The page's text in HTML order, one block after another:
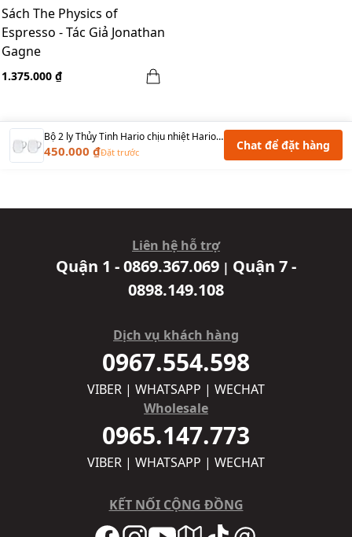
Sách The Physics of
Espresso - Tác Giả Jonathan
Gagne
1.375.000 ₫
Bộ 2 ly Thủy Tinh Hario chịu nhiệt Hario RDM-1824 - 360ml
450.000 ₫Đặt trước Chat để đặt hàng
Liên hệ hỗ trợ
Quận 1 - 0869.367.069 | Quận 7 -
0898.149.108
Dịch vụ khách hàng
0967.554.598
VIBER | WHATSAPP | WECHAT
Wholesale
0965.147.773
VIBER | WHATSAPP | WECHAT
KẾT NỐI CỘNG ĐỒNG